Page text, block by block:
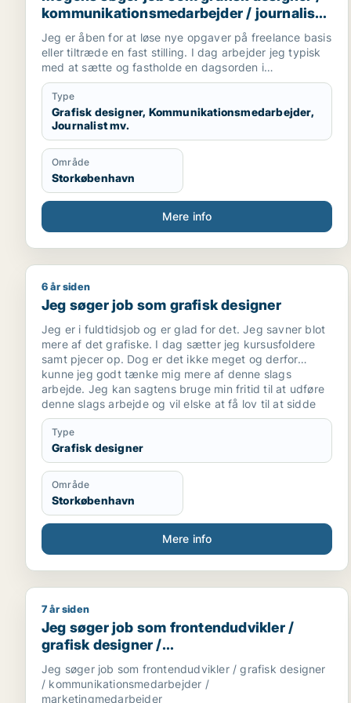
kommunikationsmedarbejder / journalist /
marketingmedarbejder /
forretningsudvikler
Jeg er åben for at løse nye opgaver på freelance basis
eller tiltræde en fast stilling. I dag arbejder jeg typisk
med at sætte og fastholde en dagsorden i
mediebilledet og involvere det politiske system (PA).
Jeg leverer presse kits, skriver taler og leverer artikler
med grafik og fotos til print og digitale medier. Jeg er
certificeret som digital koordinator med fokus på
Google Analytics, SoMe og SEO.
Type
Grafisk designer, Kommunikationsmedarbejder,
Journalist mv.
Område
Storkøbenhavn
Mere info
Jeg søger job som grafisk designer
6 år siden
Jeg søger job som grafisk designer
Jeg er i fuldtidsjob og er glad for det. Jeg savner blot
mere af det grafiske. I dag sætter jeg kursusfoldere
samt pjecer op. Dog er det ikke meget og derfor
kunne jeg godt tænke mig mere af denne slags
arbejde. Jeg kan sagtens bruge min fritid til at udføre
denne slags arbejde og vil elske at få lov til at sidde
med diverse opsætninger til tryk.
Type
Grafisk designer
Område
Storkøbenhavn
Mere info
Jeg søger job som frontendudvikler / grafisk
7 år siden
Jeg søger job som frontendudvikler /
grafisk designer /
kommunikationsmedarbejder /
marketingmedarbejder
Jeg søger job som frontendudvikler / grafisk designer
/ kommunikationsmedarbejder /
marketingmedarbejder